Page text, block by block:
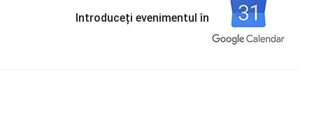
Introduceți evenimentul în